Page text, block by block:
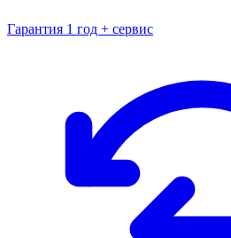
Гарантия 1 год + сервис